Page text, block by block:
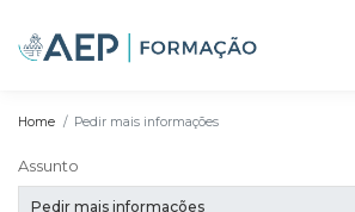
Home Pedir mais informações
Assunto